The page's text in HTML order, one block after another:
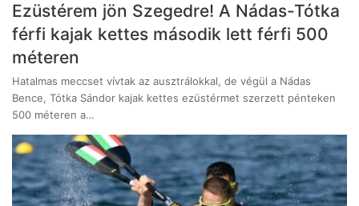
Ezüstérem jön Szegedre! A Nádas-Tótka
férfi kajak kettes második lett férfi 500
méteren
Hatalmas meccset vívtak az ausztrálokkal, de végül a Nádas
Bence, Tótka Sándor kajak kettes ezüstérmet szerzett pénteken
500 méteren a…